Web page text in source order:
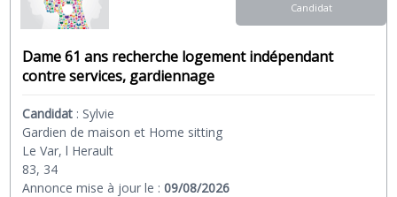
Dame 61 ans recherche logement indépendant
contre services, gardiennage
Candidat : Sylvie
Gardien de maison et Home sitting
Le Var, l Herault
83, 34
Annonce mise à jour le :09/08/2026
Candidat